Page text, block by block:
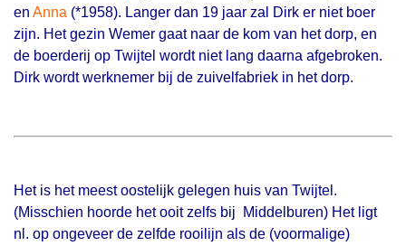
en Anna (*1958). Langer dan 19 jaar zal Dirk er niet boer
zijn. Het gezin Wemer gaat naar de kom van het dorp, en
de boerderij op Twijtel wordt niet lang daarna afgebroken.
Dirk wordt werknemer bij de zuivelfabriek in het dorp.
Het is het meest oostelijk gelegen huis van Twijtel.
(Misschien hoorde het ooit zelfs bij Middelburen) Het ligt
nl. op ongeveer de zelfde rooilijn als de (voormalige)